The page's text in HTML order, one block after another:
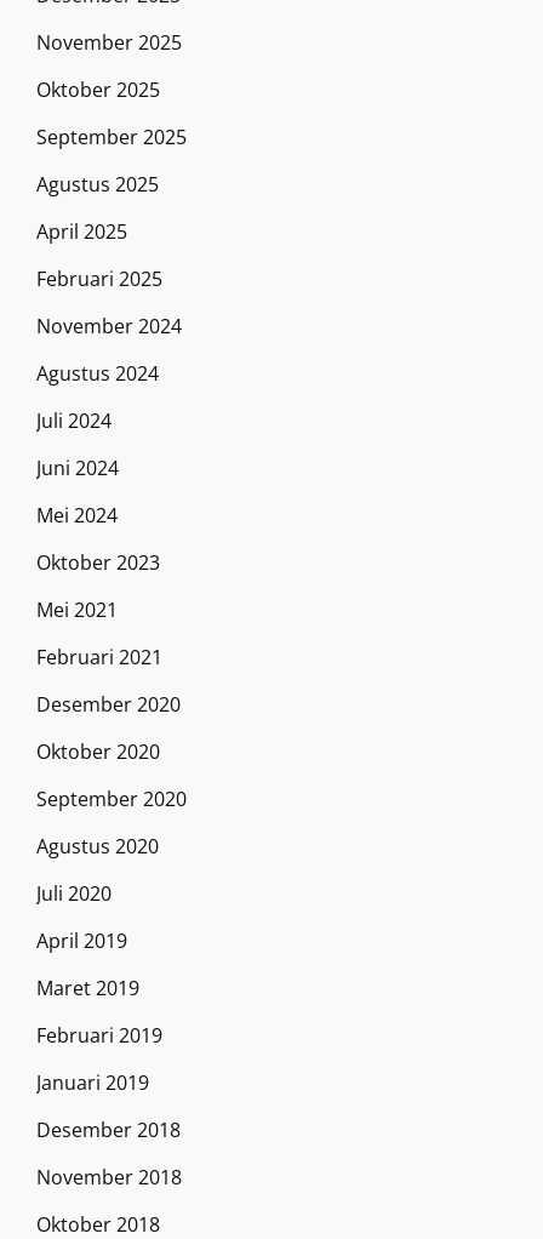
November 2025
Oktober 2025
September 2025
Agustus 2025
April 2025
Februari 2025
November 2024
Agustus 2024
Juli 2024
Juni 2024
Mei 2024
Oktober 2023
Mei 2021
Februari 2021
Desember 2020
Oktober 2020
September 2020
Agustus 2020
Juli 2020
April 2019
Maret 2019
Februari 2019
Januari 2019
Desember 2018
November 2018
Oktober 2018